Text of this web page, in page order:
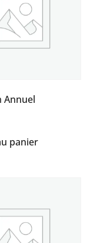
Annuel
panier